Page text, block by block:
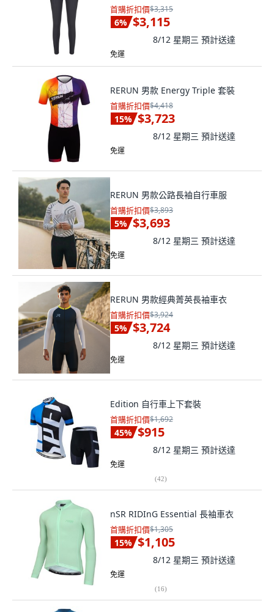
首購折扣價$3,315
6% $3,115
8/12 星期三 預計送達
免運
RERUN 男款 Energy Triple 套裝
首購折扣價$4,418
15% $3,723
8/12 星期三 預計送達
免運
RERUN 男款公路長袖自行車服
首購折扣價$3,893
5% $3,693
8/12 星期三 預計送達
免運
RERUN 男款經典菁英長袖車衣
首購折扣價$3,924
5% $3,724
8/12 星期三 預計送達
免運
Edition 自行車上下套裝
首購折扣價$1,692
45% $915
8/12 星期三 預計送達
免運
(42)
nSR RIDInG Essential 長袖車衣
首購折扣價$1,305
15% $1,105
8/12 星期三 預計送達
免運
(16)